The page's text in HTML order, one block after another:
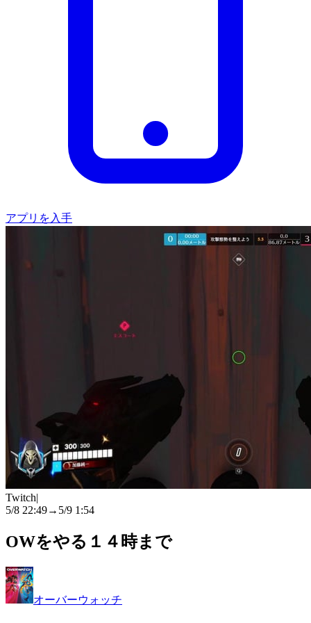
アプリを入手
Twitch|
5/8 22:49→ 5/9 1:54
OWをやる１４時まで
オーバーウォッチ